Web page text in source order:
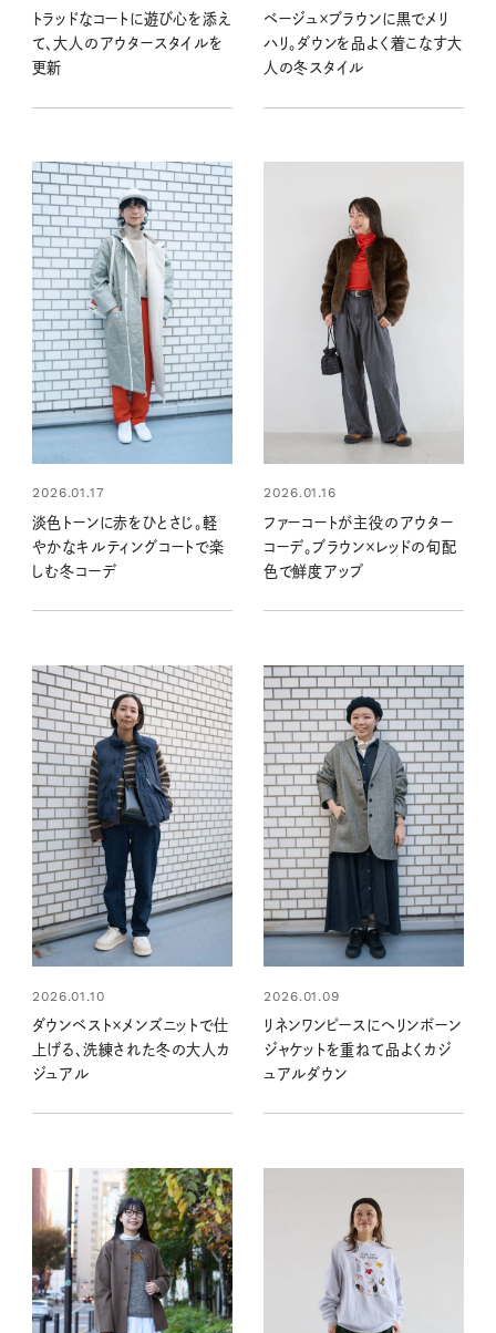
トラッドなコートに遊び心を添え
て、大人のアウタースタイルを
更新
ベージュ×ブラウンに黒でメリ
ハリ。ダウンを品よく着こなす大
人の冬スタイル
2026.01.17
淡色トーンに赤をひとさじ。軽
やかなキルティングコートで楽
しむ冬コーデ
2026.01.16
ファーコートが主役のアウター
コーデ。ブラウン×レッドの旬配
色で鮮度アップ
2026.01.10
ダウンベスト×メンズニットで仕
上げる、洗練された冬の大人カ
ジュアル
2026.01.09
リネンワンピースにヘリンボーン
ジャケットを重ねて品よくカジ
ュアルダウン